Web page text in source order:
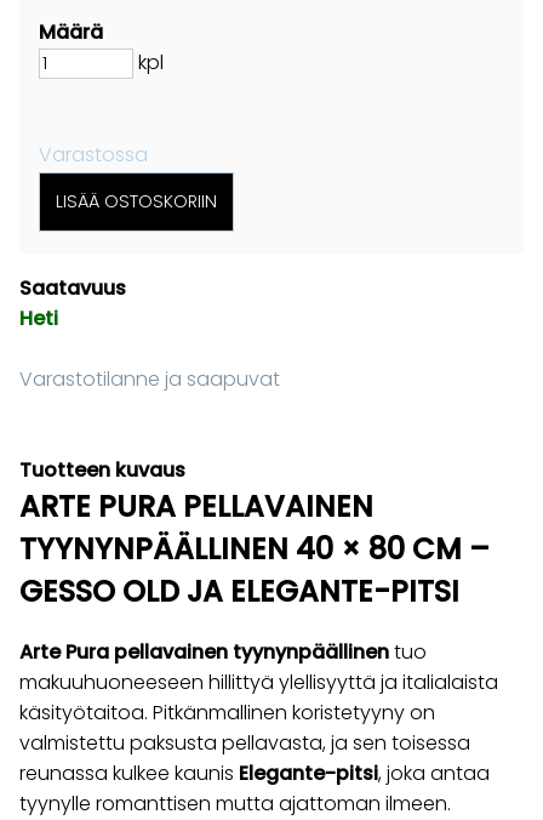
Määrä
kpl
Varastossa
Saatavuus
Heti
Varastotilanne ja saapuvat
Tuotteen kuvaus
ARTE PURA PELLAVAINEN
TYYNYNPÄÄLLINEN 40 × 80 CM –
GESSO OLD JA ELEGANTE-PITSI
Arte Pura pellavainen tyynynpäällinentuo
makuuhuoneeseen hillittyä ylellisyyttä ja italialaista
käsityötaitoa. Pitkänmallinen koristetyyny on
valmistettu paksusta pellavasta, ja sen toisessa
reunassa kulkee kaunis Elegante-pitsi, joka antaa
tyynylle romanttisen mutta ajattoman ilmeen.